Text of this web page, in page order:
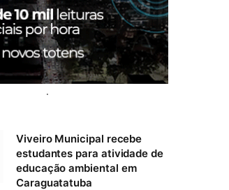
.
Viveiro Municipal recebe
estudantes para atividade de
educação ambiental em
Caraguatatuba